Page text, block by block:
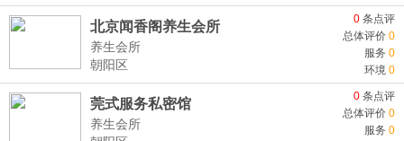
北京闻香阁养生会所
养生会所
朝阳区
0 条点评
总体评价 0
服务 0
环境 0
莞式服务私密馆
养生会所
0 条点评
总体评价 0
服务 0